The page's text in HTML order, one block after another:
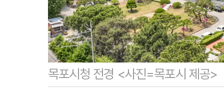
목포시청 전경 <사진=목포시 제공>